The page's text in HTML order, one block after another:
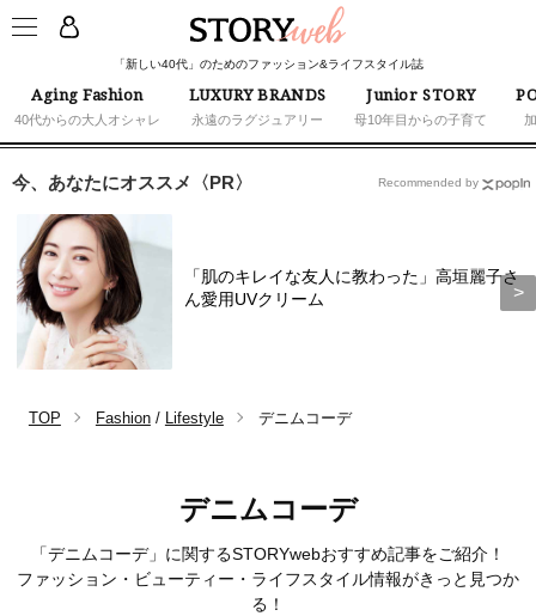
「新しい40代」のためのファッション&ライフスタイル誌
Aging Fashion
40代からの大人オシャレ
LUXURY BRANDS
永遠のラグジュアリー
Junior STORY
母10年目からの子育て
今、あなたにオススメ〈PR〉
「肌のキレイな友人に教わった」高垣麗子さ
ん愛用UVクリーム
Recommended by
TOP Fashion/ Lifestyle デニムコーデ
デニムコーデ
「デニムコーデ」に関するSTORYwebおすすめ記事をご紹介！
ファッション・ビューティー・ライフスタイル情報がきっと見つか
る！